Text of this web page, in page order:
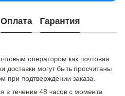
Оплата Гарантия
оператором как почтовая
доставки могут быть просчитаны
при подтверждении заказа.
в течение 48 часов с момента